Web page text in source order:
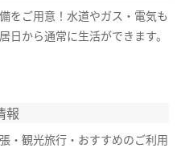
をご用意！水道やガス・電気も
日から通常に生活ができます。
報
・観光旅行・おすすめのご利用